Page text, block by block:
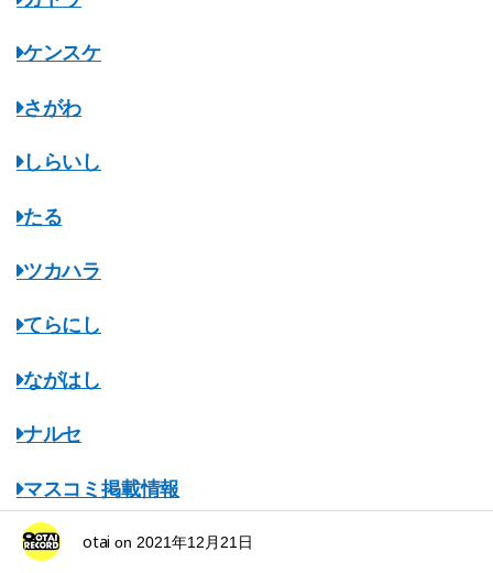
ケンスケ
さがわ
しらいし
たる
ツカハラ
てらにし
ながはし
ナルセ
マスコミ掲載情報
みちのくオタレコ
otai on 2021年12月21日